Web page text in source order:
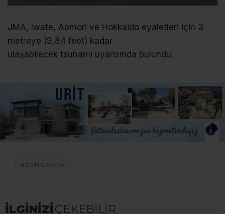
JMA, Iwate, Aomori ve Hokkaido eyaletleri için 3
metreye (9,84 feet) kadar
ulaşabilecek tsunami uyarısında bulundu.
SON DAKİKA
İLGİNİZİÇEKEBİLİR